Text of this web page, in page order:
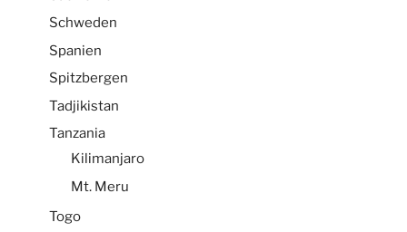
Schweden
Spanien
Spitzbergen
Tadjikistan
Tanzania
Kilimanjaro
Mt. Meru
Togo